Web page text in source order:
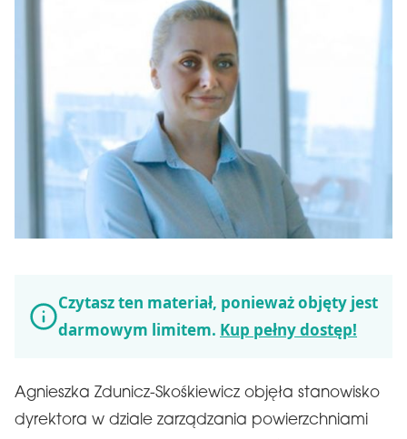
Czytasz ten materiał, ponieważ objęty jest
darmowym limitem. Kup pełny dostęp!
Agnieszka Zdunicz-Skośkiewicz objęła stanowisko
dyrektora w dziale zarządzania powierzchniami